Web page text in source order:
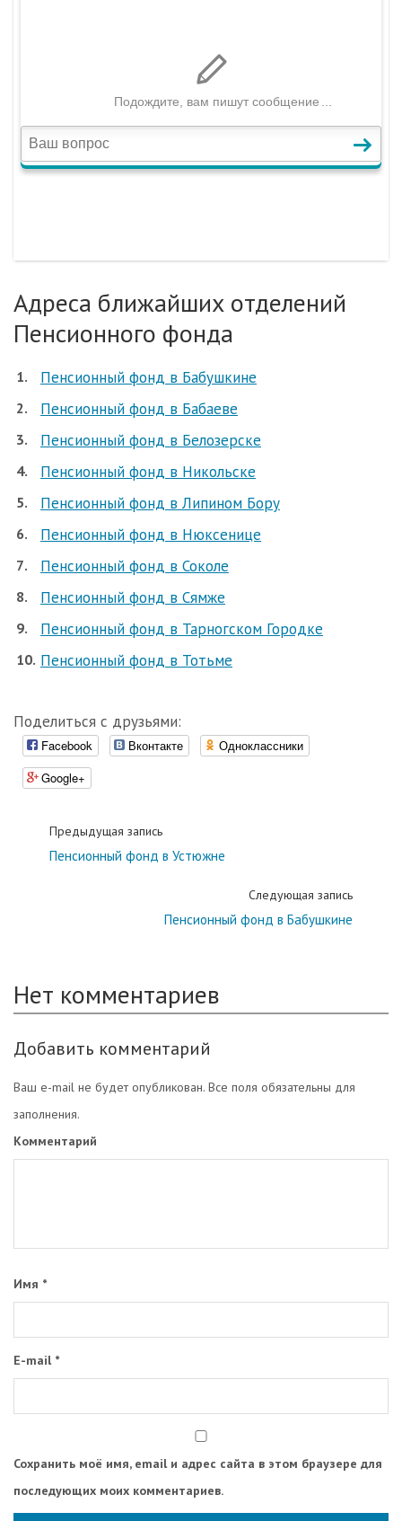
Адреса ближайших отделений
Пенсионного фонда
Пенсионный фонд в Бабушкине
Пенсионный фонд в Бабаеве
Пенсионный фонд в Белозерске
Пенсионный фонд в Никольске
Пенсионный фонд в Липином Бору
Пенсионный фонд в Нюксенице
Пенсионный фонд в Соколе
Пенсионный фонд в Сямже
Пенсионный фонд в Тарногском Городке
Пенсионный фонд в Тотьме
Поделиться с друзьями:
Facebook Вконтакте
Одноклассники
Google+
Предыдущая запись
Пенсионный фонд в Устюжне
Следующая запись
Пенсионный фонд в Бабушкине
Нет комментариев
Добавить комментарий
Ваш e-mail не будет опубликован. Все поля обязательны для
заполнения.
Комментарий
Имя *
E-mail *
Сохранить моё имя, email и адрес сайта в этом браузере для
последующих моих комментариев.